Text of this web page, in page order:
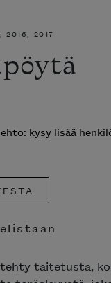
, 2016, 2017
kysy lisää
tehty taitetusta,